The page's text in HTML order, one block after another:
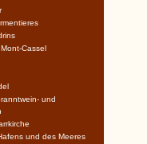
Cassel
und
und des Meeres